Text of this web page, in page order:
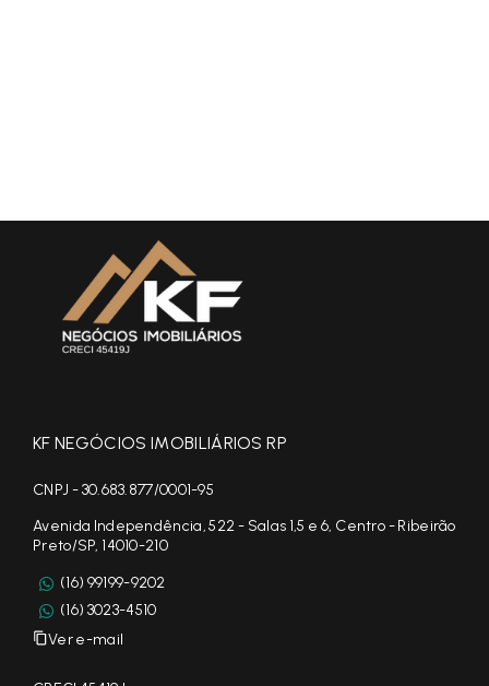
KF NEGÓCIOS IMOBILIÁRIOS RP
CNPJ - 30.683.877/0001-95
Avenida Independência, 522 - Salas 1,5 e 6, Centro - Ribeirão
Preto/SP, 14010-210
(16) 99199-9202
(16) 3023-4510
Ver e-mail